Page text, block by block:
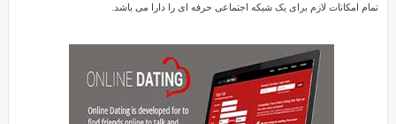
تمام امکانات لازم برای یک شبکه اجتماعی حرفه ای را دارا می باشد.